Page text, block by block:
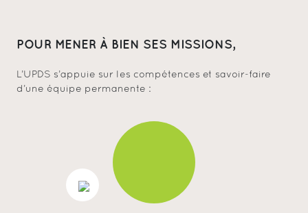
POUR MENER À BIEN SES MISSIONS,
L’UPDS s’appuie sur les compétences et savoir-faire
d’une équipe permanente :